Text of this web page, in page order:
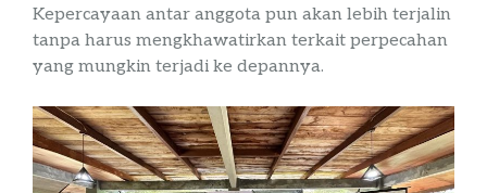
Kepercayaan antar anggota pun akan lebih terjalin
tanpa harus mengkhawatirkan terkait perpecahan
yang mungkin terjadi ke depannya.